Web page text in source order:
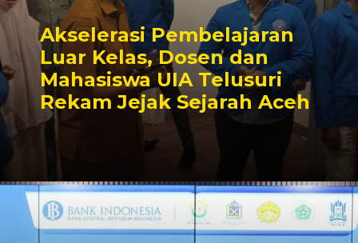
Akselerasi Pembelajaran
Luar Kelas, Dosen dan
Mahasiswa UIA Telusuri
Rekam Jejak Sejarah Aceh